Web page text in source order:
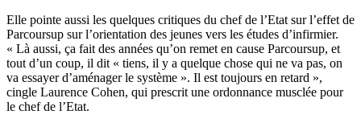
Elle pointe aussi les quelques critiques du chef de l’Etat sur l’effet de
Parcoursup sur l’orientation des jeunes vers les études d’infirmier.
« Là aussi, ça fait des années qu’on remet en cause Parcoursup, et
tout d’un coup, il dit « tiens, il y a quelque chose qui ne va pas, on
va essayer d’aménager le système ». Il est toujours en retard »,
cingle Laurence Cohen, qui prescrit une ordonnance musclée pour
le chef de l’Etat.